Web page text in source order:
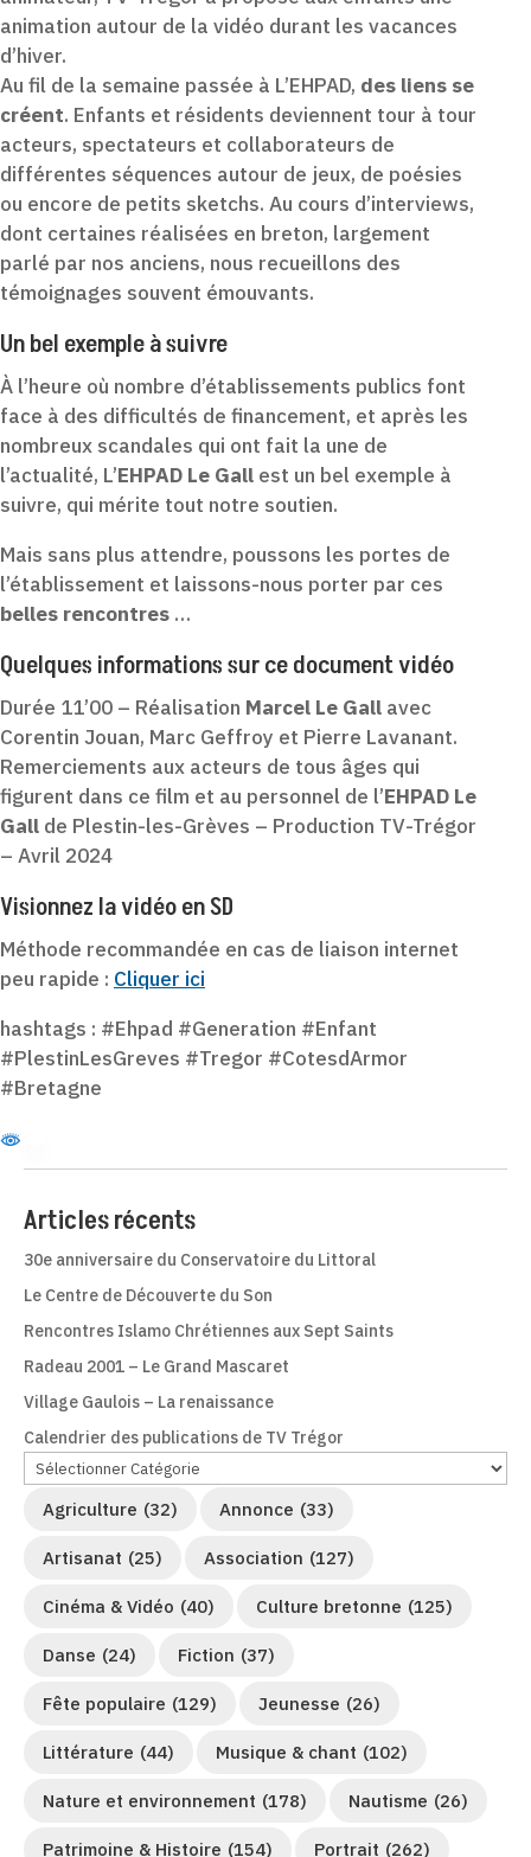
animation autour de la vidéo durant les vacances
d’hiver.
Au fil de la semaine passée à L’EHPAD, des liens se
créent. Enfants et résidents deviennent tour à tour
acteurs, spectateurs et collaborateurs de
différentes séquences autour de jeux, de poésies
ou encore de petits sketchs. Au cours d’interviews,
dont certaines réalisées en breton, largement
parlé par nos anciens, nous recueillons des
témoignages souvent émouvants.
Un bel exemple à suivre
À l’heure où nombre d’établissements publics font
face à des difficultés de financement, et après les
nombreux scandales qui ont fait la une de
l’actualité, L’EHPAD Le Gall est un bel exemple à
suivre, qui mérite tout notre soutien.
Mais sans plus attendre, poussons les portes de
l’établissement et laissons-nous porter par ces
belles rencontres …
Quelques informations sur ce document vidéo
Durée 11’00 – Réalisation Marcel Le Gall avec
Corentin Jouan, Marc Geffroy et Pierre Lavanant.
Remerciements aux acteurs de tous âges qui
figurent dans ce film et au personnel de l’EHPAD Le
Gall de Plestin-les-Grèves – Production TV-Trégor
– Avril 2024
Visionnez la vidéo en SD
Méthode recommandée en cas de liaison internet
peu rapide : Cliquer ici
hashtags : #Ehpad #Generation #Enfant
#PlestinLesGreves #Tregor #CotesdArmor
#Bretagne
Articles récents
30e anniversaire du Conservatoire du Littoral
Le Centre de Découverte du Son
Rencontres Islamo Chrétiennes aux Sept Saints
Radeau 2001 – Le Grand Mascaret
Village Gaulois – La renaissance
Calendrier des publications de TV Trégor
Agriculture (32) Annonce (33)
Artisanat (25) Association (127)
Cinéma & Vidéo (40) Culture bretonne (125)
Danse (24) Fiction (37)
Fête populaire (129) Jeunesse (26)
Littérature (44) Musique & chant (102)
Nature et environnement (178) Nautisme (26)
Patrimoine & Histoire (154) Portrait (262)